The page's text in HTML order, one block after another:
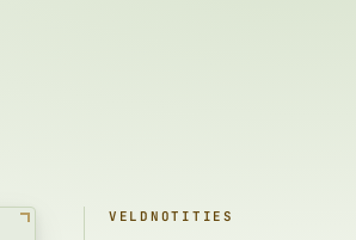
VELDNOTITIES